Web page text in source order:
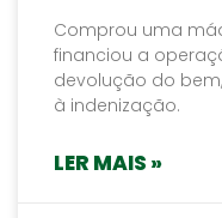
Comprou uma
financiou a
devolução do
à indenização.
LER MAIS »